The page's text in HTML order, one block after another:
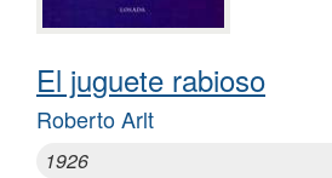
El juguete rabioso
Roberto Arlt
1926